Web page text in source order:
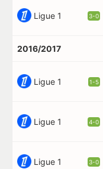
Ligue 1 3-0
2016/2017
Ligue 1 1-5
Ligue 1 4-0
Ligue 1 3-0